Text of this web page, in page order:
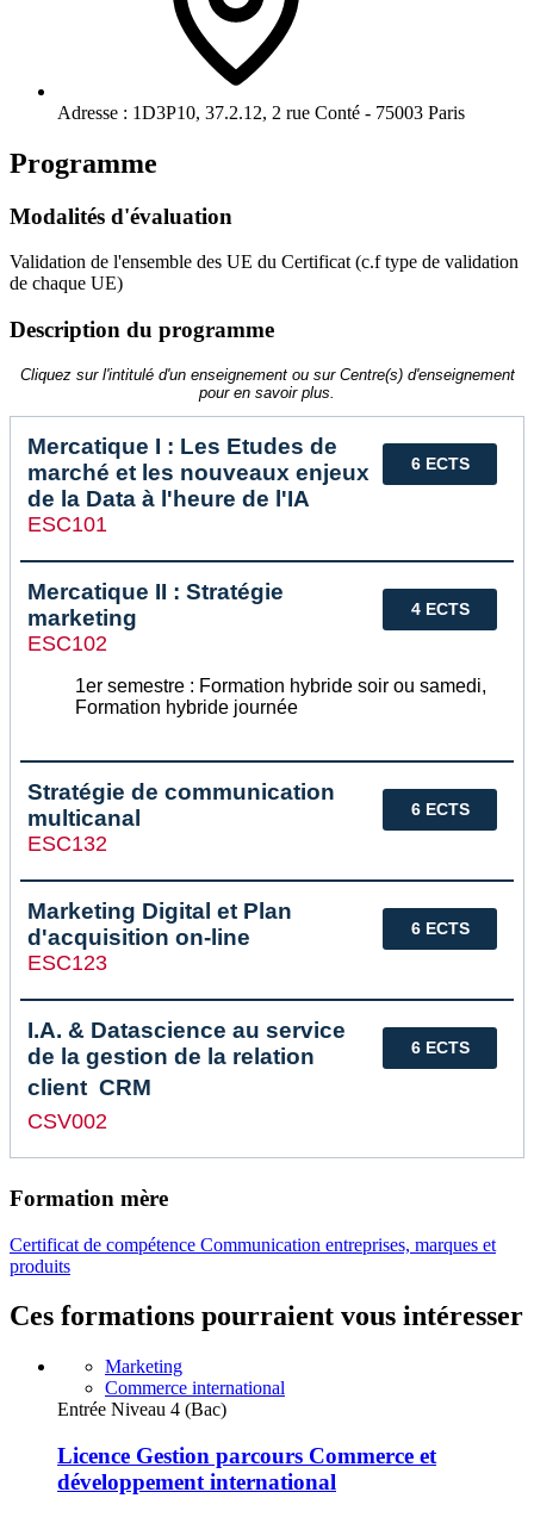
Adresse : 1D3P10, 37.2.12, 2 rue Conté - 75003 Paris
Programme
Modalités d'évaluation
Validation de l'ensemble des UE du Certificat (c.f type de validation
de chaque UE)
Description du programme
Cliquez sur l'intitulé d'un enseignement ou sur Centre(s) d'enseignement
pour en savoir plus.
6 ECTS
Mercatique I : Les Etudes de
marché et les nouveaux enjeux
de la Data à l'heure de l'IA
ESC101
4 ECTS
Mercatique II : Stratégie
marketing
ESC102
1er semestre : Formation hybride soir ou samedi,
Formation hybride journée
6 ECTS
Stratégie de communication
multicanal
ESC132
6 ECTS
Marketing Digital et Plan
d'acquisition on-line
ESC123
6 ECTS
I.A. & Datascience au service
de la gestion de la relation
client  CRM
CSV002
Formation mère
Certificat de compétence Communication entreprises, marques et
produits
Ces formations pourraient vous intéresser
Marketing
Commerce international
Entrée Niveau 4 (Bac)
Licence Gestion parcours Commerce et
développement international